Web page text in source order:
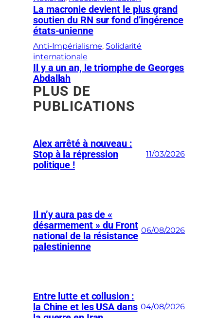
La macronie devient le plus grand
soutien du RN sur fond d’ingérence
états-unienne
Anti-Impérialisme, Solidarité
internationale
Il y a un an, le triomphe de Georges
Abdallah
PLUS DE
PUBLICATIONS
Alex arrêté à nouveau :
Stop à la répression
politique !
11/03/2026
Il n’y aura pas de «
désarmement » du Front
national de la résistance
palestinienne
06/08/2026
Entre lutte et collusion :
la Chine et les USA dans 04/08/2026